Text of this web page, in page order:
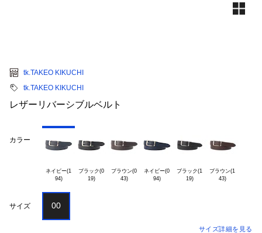
tk.TAKEO KIKUCHI
tk.TAKEO KIKUCHI
レザーリバーシブルベルト
カラー
ネイビー(1
94)
ブラック(0
19)
ブラウン(0
43)
ネイビー(0
94)
ブラック(1
19)
ブラウン(1
43)
サイズ 00
サイズ詳細を見る